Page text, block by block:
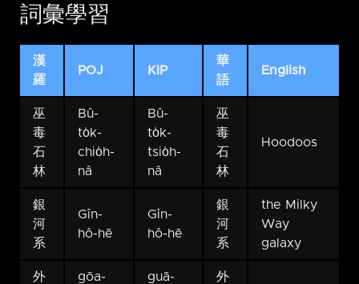
詞彙學習
漢
羅
POJ KIP
華
語
English
巫
毒
石
林
Bû-
to̍k-
chio̍h-
nâ
Bû-
to̍k-
tsio̍h-
nâ
巫
毒
石
林
Hoodoos
銀
河
系
Gîn-
hô-hē
Gîn-
hô-hē
銀
河
系
the Milky
Way
galaxy
外
gōa-
guā-
外